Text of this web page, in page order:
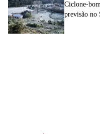
Ciclone-
previsão no